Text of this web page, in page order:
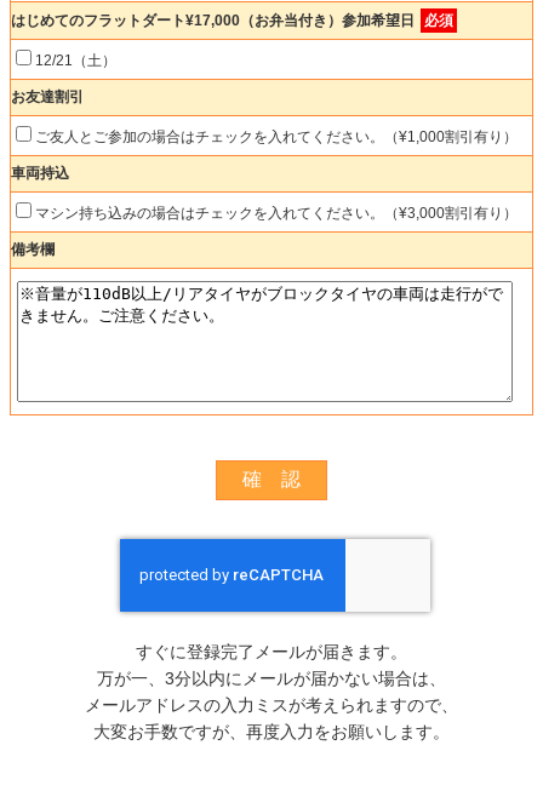
はじめてのフラットダート¥17,000（お弁当付き）参加希望日 必須
12/21（土）
お友達割引
ご友人とご参加の場合はチェックを入れてください。（¥1,000割引有り）
車両持込
マシン持ち込みの場合はチェックを入れてください。（¥3,000割引有り）
備考欄
すぐに登録完了メールが届きます。
万が一、3分以内にメールが届かない場合は、
メールアドレスの入力ミスが考えられますので、
大変お手数ですが、再度入力をお願いします。